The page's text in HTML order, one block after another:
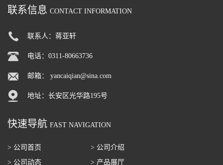
联系信息 CONTACT INFORMATION
联系人：蒋亚轩
电话：0311-80663736
邮箱： yancaiqian@sina.com
地址：长安区光华路195号
快速导航 FAST NAVIGATION
> 公司首页
> 公司介绍
> 公司动态
> 产品展厅